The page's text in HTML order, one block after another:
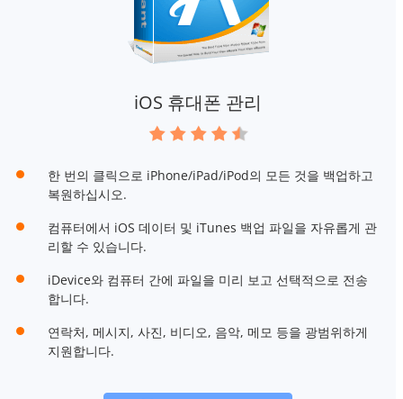
iOS 휴대폰 관리
한 번의 클릭으로 iPhone/iPad/iPod의 모든 것을 백업하고
복원하십시오.
컴퓨터에서 iOS 데이터 및 iTunes 백업 파일을 자유롭게 관
리할 수 있습니다.
iDevice와 컴퓨터 간에 파일을 미리 보고 선택적으로 전송
합니다.
연락처, 메시지, 사진, 비디오, 음악, 메모 등을 광범위하게
지원합니다.